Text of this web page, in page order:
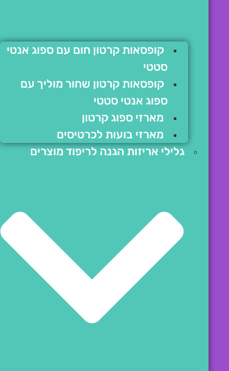
קופסאות קרטון חום עם ספוג אנטי
סטטי
קופסאות קרטון שחור מוליך עם
ספוג אנטי סטטי
מארזי ספוג קרטון
מארזי בועות לכרטיסים
גלילי אריזות הגנה לריפוד מוצרים